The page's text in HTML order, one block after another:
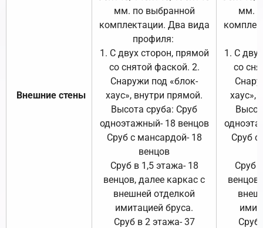
Внешние стены
мм. по выбранной
комплектации. Два вида
профиля:
1. С двух сторон, прямой
со снятой фаской. 2.
Снаружи под «блок-
хаус», внутри прямой.
Высота сруба: Сруб
одноэтажный- 18 венцов
Сруб с мансардой- 18
венцов
Сруб в 1,5 этажа- 18
венцов, далее каркас с
внешней отделкой
имитацией бруса.
Сруб в 2 этажа- 37
мм.
1. С
со
хаус»,
Сруб с
Сруб
Сруб